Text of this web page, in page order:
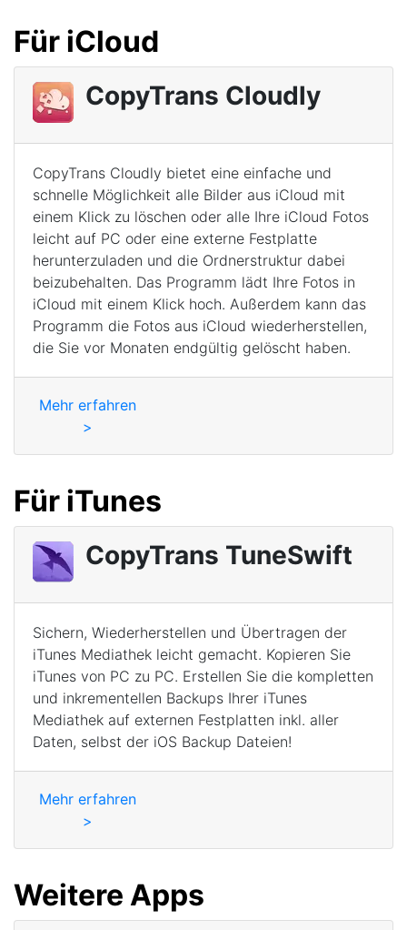
Für iCloud
CopyTrans Cloudly
CopyTrans Cloudly bietet eine einfache und
schnelle Möglichkeit alle Bilder aus iCloud mit
einem Klick zu löschen oder alle Ihre iCloud Fotos
leicht auf PC oder eine externe Festplatte
herunterzuladen und die Ordnerstruktur dabei
beizubehalten. Das Programm lädt Ihre Fotos in
iCloud mit einem Klick hoch. Außerdem kann das
Programm die Fotos aus iCloud wiederherstellen,
die Sie vor Monaten endgültig gelöscht haben.
Mehr erfahren
>
Für iTunes
CopyTrans TuneSwift
Sichern, Wiederherstellen und Übertragen der
iTunes Mediathek leicht gemacht. Kopieren Sie
iTunes von PC zu PС. Erstellen Sie die kompletten
und inkrementellen Backups Ihrer iTunes
Mediathek auf externen Festplatten inkl. aller
Daten, selbst der iOS Backup Dateien!
Mehr erfahren
>
Weitere Apps